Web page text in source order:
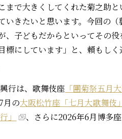
で大きくしてくれた菊之助と
きたいと思います。今回の（
、子どもだからといってその役
にしています」と、頼もしく
行は、歌舞伎座 「團菊祭五月
月の大阪松竹座「七月大歌舞伎」
」
、さらに2026年6月博多